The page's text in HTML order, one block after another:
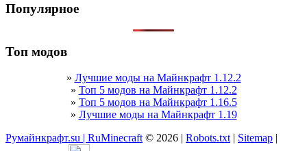
Популярное
Топ модов
» Лучшие моды на Майнкрафт 1.12.2
» Топ 5 модов на Майнкрафт 1.12.2
» Топ 5 модов на Майнкрафт 1.16.5
» Лучшие моды на Майнкрафт 1.19
Румайнкрафт.su | RuMinecraft© 2026 | Robots.txt| Sitemap |